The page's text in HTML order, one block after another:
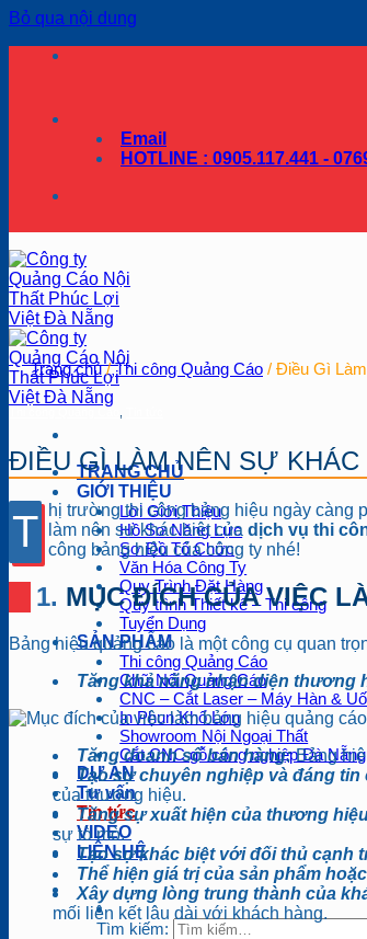
Bỏ qua nội dung
Email
HOTLINE : 0905.117.441 -
TRANG CHỦ
GIỚI THIỆU
Lời Giới Thiệu
Hồ Sơ Năng Lực
Sơ Đồ Tổ Chức
Văn Hóa Công Ty
Quy Trình Đặt Hàng
Quy trình Thiết kế – Thi công
Tuyển Dụng
SẢN PHẨM
Thi công Quảng Cáo
Chữ Nổi Quảng Cáo
CNC – Cắt Laser – Máy Hàn &
In Phun Khổ Lớn
Showroom Nội Ngoại Thất
Cắt CNC gỗ công nghiệp Đà Nẵng
DỰ ÁN
Tư vấn
Tin tức
VIDEO
LIÊN HỆ
Tìm kiếm:
Trang chủ / Thi công Quảng Cáo / Điều Gì
ĐIỀU GÌ LÀM NÊN SỰ
T
hị trường thi công bảng hiệu ngày càng
làm nên sự khác biệt của dịch vụ thi
công bảng hiệu của công ty nhé!
1. MỤC ĐÍCH CỦA VIỆC
Bảng hiệu quảng cáo là một công cụ quan
Tăng khả năng nhận diện thương
Tăng doanh số bán hàng:Bảng
Tạo sự chuyên nghiệp và đáng tin
của thương hiệu.
Tăng sự xuất hiện của thương
sự tò mò.
Tạo sự khác biệt với đối thủ cạnh
Thể hiện giá trị của sản phẩm
Xây dựng lòng trung thành của
mối liên kết lâu dài với khách hàng.